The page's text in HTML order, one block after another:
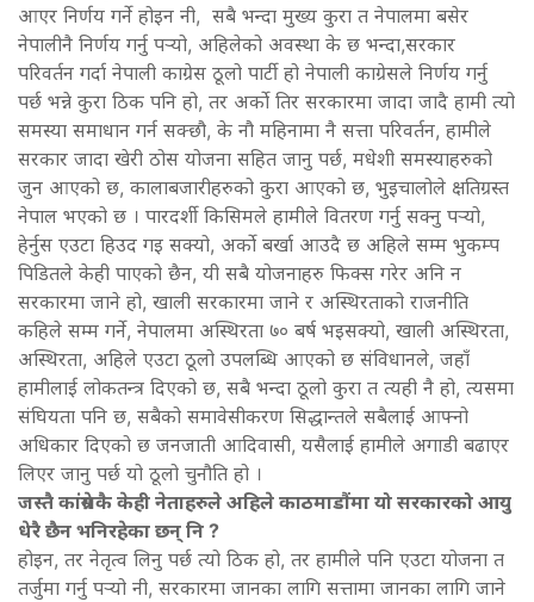
आएर निर्णय गर्ने होइन नी, सबै भन्दा मुख्य कुरा त नेपालमा बसेर
नेपालीनै निर्णय गर्नु पर्‍यो, अहिलेको अवस्था के छ भन्दा,सरकार
परिवर्तन गर्दा नेपाली काग्रेस ठूलो पार्टी हो नेपाली काग्रेसले निर्णय गर्नु
पर्छ भन्ने कुरा ठिक पनि हो, तर अर्को तिर सरकारमा जादा जादै हामी त्यो
समस्या समाधान गर्न सक्छौ, के नौ महिनामा नै सत्ता परिवर्तन, हामीले
सरकार जादा खेरी ठोस योजना सहित जानु पर्छ, मधेशी समस्याहरुको
जुन आएको छ, कालाबजारीहरुको कुरा आएको छ, भुइचालोले क्षतिग्रस्त
नेपाल भएको छ । पारदर्शी किसिमले हामीले वितरण गर्नु सक्नु पर्‍यो,
हेर्नुस एउटा हिउद गइ सक्यो, अर्को बर्खा आउदै छ अहिले सम्म भुकम्प
पिडितले केही पाएको छैन, यी सबै योजनाहरु फिक्स गरेर अनि न
सरकारमा जाने हो, खाली सरकारमा जाने र अस्थिरताको राजनीति
कहिले सम्म गर्ने, नेपालमा अस्थिरता ७० बर्ष भइसक्यो, खाली अस्थिरता,
अस्थिरता, अहिले एउटा ठूलो उपलब्धि आएको छ संविधानले, जहाँ
हामीलाई लोकतन्त्र दिएको छ, सबै भन्दा ठूलो कुरा त त्यही नै हो, त्यसमा
संघियता पनि छ, सबैको समावेसीकरण सिद्धान्तले सबैलाई आफ्नो
अधिकार दिएको छ जनजाती आदिवासी, यसैलाई हामीले अगाडी बढाएर
लिएर जानु पर्छ यो ठूलो चुनौति हो ।
जस्तै कांग्रेसकै केही नेताहरुले अहिले काठमाडौंमा यो सरकारको आयु
धेरै छैन भनिरहेका छन् नि ?
होइन, तर नेतृत्व लिनु पर्छ त्यो ठिक हो, तर हामीले पनि एउटा योजना त
तर्जुमा गर्नु पर्‍यो नी, सरकारमा जानका लागि सत्तामा जानका लागि जाने